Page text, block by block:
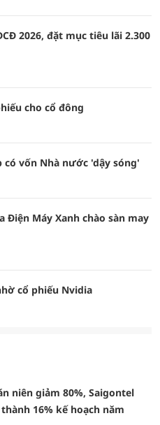
2026, đặt mục tiêu lãi 2.300
cho cổ đông
có vốn Nhà nước 'dậy sóng'
Điện Máy Xanh chào sàn may
cổ phiếu Nvidia
niên giảm 80%, Saigontel
16% kế hoạch năm